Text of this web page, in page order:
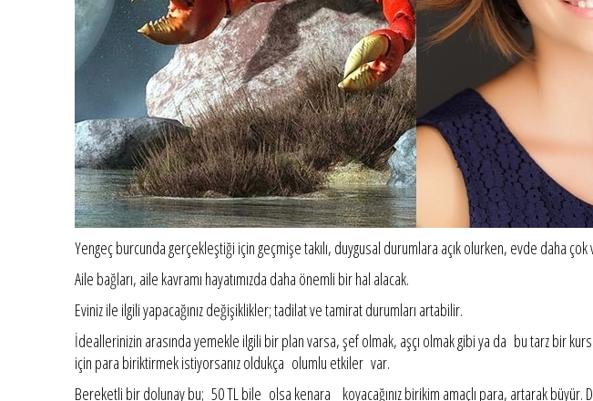
Yengeç burcunda gerçekleştiği için geçmişe takılı, duygusal durumlara açık olurken, evde daha
Aile bağları, aile kavramı hayatımızda daha önemli bir hal alacak.
Eviniz ile ilgili yapacağınız değişiklikler; tadilat ve tamirat durumları artabilir.
İdeallerinizin arasında yemekle ilgili bir plan varsa, şef olmak, aşçı olmak gibi ya da bu tarz bir
için para biriktirmek istiyorsanız oldukça olumlu etkiler var.
Bereketli bir dolunay bu; 50 TL bile olsa kenara koyacağınız birikim amaçlı para, artarak